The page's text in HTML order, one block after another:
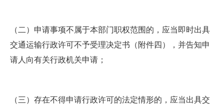
（二）申请事项不属于本部门职权范围的，应当即时出具
交通运输行政许可不予受理决定书（附件四），并告知申
请人向有关行政机关申请；
（三）存在不得申请行政许可的法定情形的，应当出具交